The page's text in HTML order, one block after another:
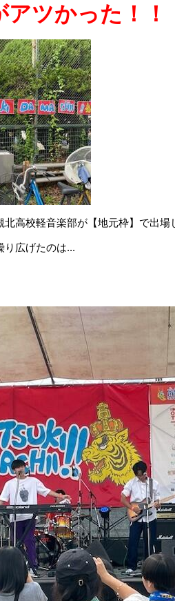
ツかった！！
高校軽音楽部が【地元枠】で出場
り広げたのは...